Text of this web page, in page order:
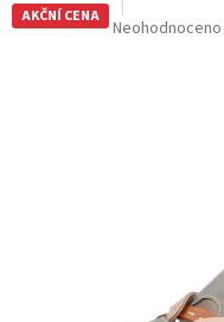
AKČNÍ CENA
Průměrné
Neohodnoceno